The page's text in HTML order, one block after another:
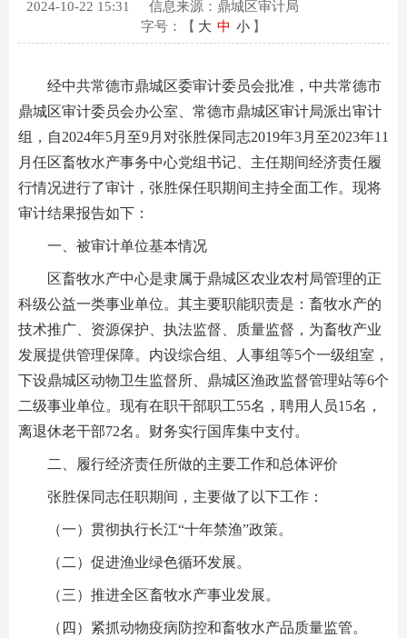
2024-10-22 15:31
信息来源：鼎城区审计局
字号：【 大 中 小 】
经中共常德市鼎城区委审计委员会批准，中共常德市
鼎城区审计委员会办公室、常德市鼎城区审计局派出审计
组，自2024年5月至9月对张胜保同志2019年3月至2023年11
月任区畜牧水产事务中心党组书记、主任期间经济责任履
行情况进行了审计，张胜保任职期间主持全面工作。现将
审计结果报告如下：
一、被审计单位基本情况
区畜牧水产中心是隶属于鼎城区农业农村局管理的正
科级公益一类事业单位。其主要职能职责是：畜牧水产的
技术推广、资源保护、执法监督、质量监督，为畜牧产业
发展提供管理保障。内设综合组、人事组等5个一级组室，
下设鼎城区动物卫生监督所、鼎城区渔政监督管理站等6个
二级事业单位。现有在职干部职工55名，聘用人员15名，
离退休老干部72名。财务实行国库集中支付。
二、履行经济责任所做的主要工作和总体评价
张胜保同志任职期间，主要做了以下工作：
（一）贯彻执行长江“十年禁渔”政策。
（二）促进渔业绿色循环发展。
（三）推进全区畜牧水产事业发展。
（四）紧抓动物疫病防控和畜牧水产品质量监管。